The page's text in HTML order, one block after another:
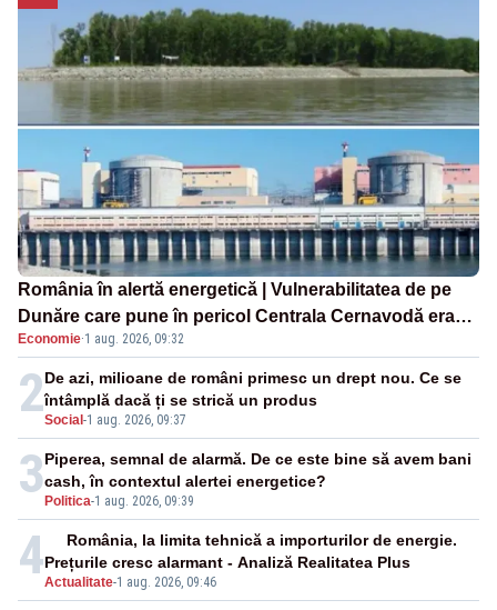
România în alertă energetică | Vulnerabilitatea de pe
Dunăre care pune în pericol Centrala Cernavodă era
cunoscută de pe vremea lui Ceaușescu
Economie·1 aug. 2026, 09:32
2Social -1 aug. 2026, 09:37
De azi, milioane de români primesc un drept nou. Ce se
întâmplă dacă ți se strică un produs
3 Politica-1 aug. 2026, 09:39
Piperea, semnal de alarmă. De ce este bine să avem bani
cash, în contextul alertei energetice?
4Actualitate-1 aug. 2026, 09:46
România, la limita tehnică a importurilor de energie.
Prețurile cresc alarmant - Analiză Realitatea Plus